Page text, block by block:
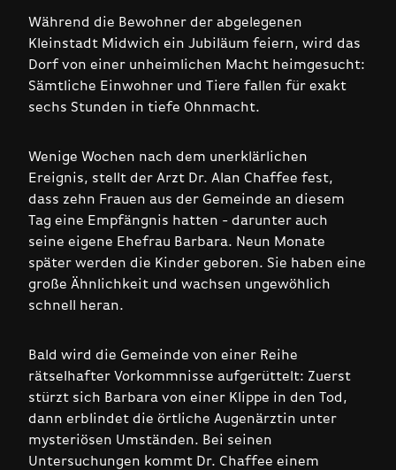
Während die Bewohner der abgelegenen
Kleinstadt Midwich ein Jubiläum feiern, wird das
Dorf von einer unheimlichen Macht heimgesucht:
Sämtliche Einwohner und Tiere fallen für exakt
sechs Stunden in tiefe Ohnmacht.
Wenige Wochen nach dem unerklärlichen
Ereignis, stellt der Arzt Dr. Alan Chaffee fest,
dass zehn Frauen aus der Gemeinde an diesem
Tag eine Empfängnis hatten - darunter auch
seine eigene Ehefrau Barbara. Neun Monate
später werden die Kinder geboren. Sie haben eine
große Ähnlichkeit und wachsen ungewöhlich
schnell heran.
Bald wird die Gemeinde von einer Reihe
rätselhafter Vorkommnisse aufgerüttelt: Zuerst
stürzt sich Barbara von einer Klippe in den Tod,
dann erblindet die örtliche Augenärztin unter
mysteriösen Umständen. Bei seinen
Untersuchungen kommt Dr. Chaffee einem